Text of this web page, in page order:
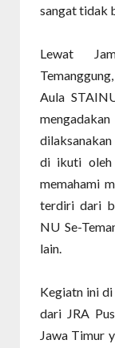
sangat tidak
Lewat
Aula
di ikuti oleh
memahami
terdiri dari
NU Se-
lain.
Kegiatn ini
dari JRA
Jawa Timur